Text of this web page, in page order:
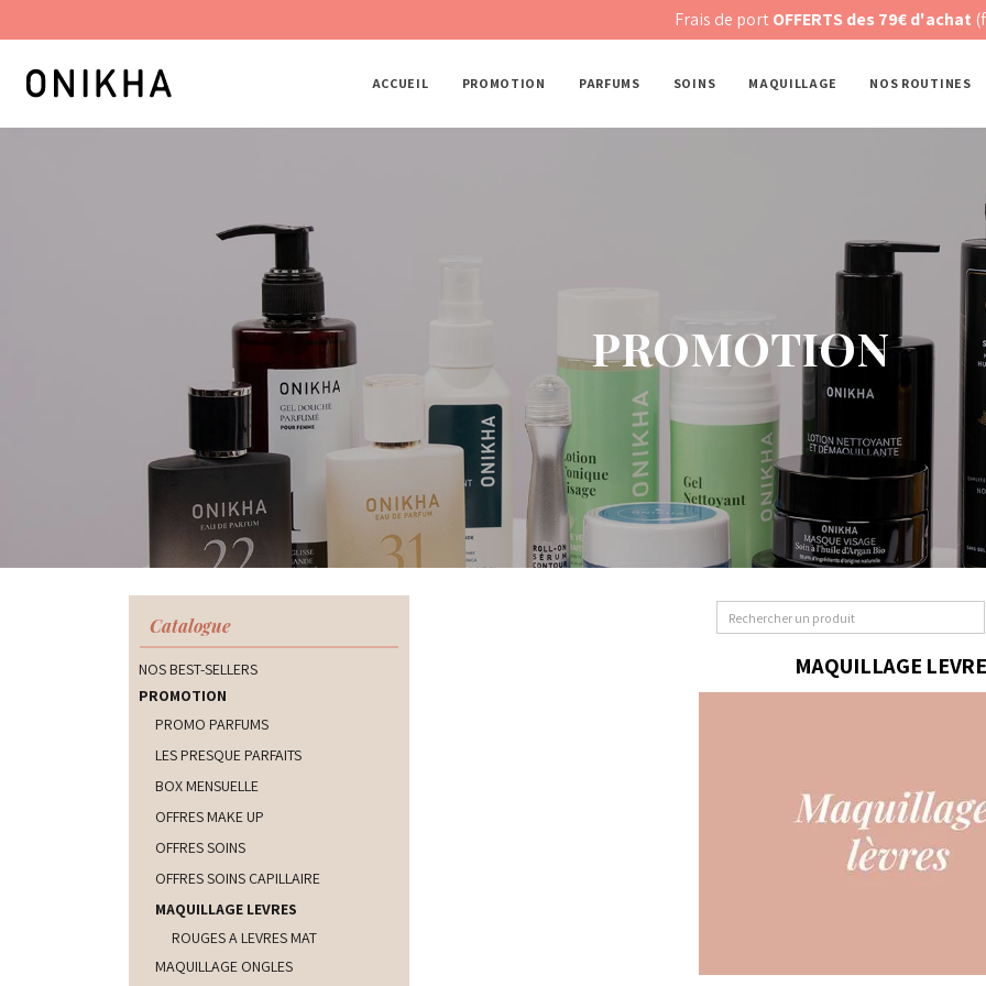
OFFERTS des 79€ d'achat(forfait de
ACCUEIL PROMOTION PARFUMS SOINS MAQUILLAGE NOS ROUTINES
PROMOTION
Catalogue
NOS BEST-SELLERS
PROMOTION
PROMO PARFUMS
LES PRESQUE PARFAITS
BOX MENSUELLE
OFFRES MAKE UP
OFFRES SOINS
OFFRES SOINS CAPILLAIRE
MAQUILLAGE LEVRES
ROUGES A LEVRES MAT
MAQUILLAGE ONGLES
MAQUILLAGE